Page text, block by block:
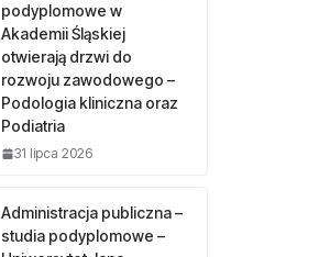
podyplomowe w
Akademii Śląskiej
otwierają drzwi do
rozwoju zawodowego –
Podologia kliniczna oraz
Podiatria
31 lipca 2026
Administracja publiczna –
studia podyplomowe –